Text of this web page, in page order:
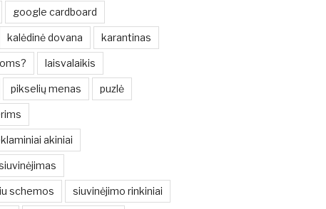
google cardboard
kalėdinė dovana karantinas
laisvalaikis
pikselių menas puzlė
akiniai
schemos siuvinėjimo rinkiniai